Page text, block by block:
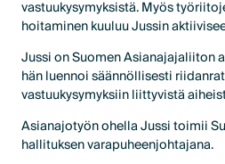
vastuukysymyksistä. Myös
hoitaminen kuuluu Jussin
Jussi on Suomen Asianajajaliiton
hän luennoi säännöllisesti
vastuukysymyksiin liittyvistä
Asianajotyön ohella Jussi toimii
hallituksen varapuheenjohtajana.